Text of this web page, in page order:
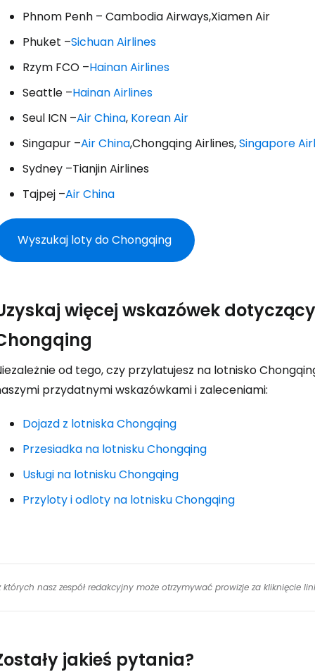
Phnom Penh – Cambodia Airways,Xiamen Air
Phuket –Sichuan Airlines
Rzym FCO –Hainan Airlines
Seattle –Hainan Airlines
Seul ICN –Air China, Korean Air
Singapur –Air China,Chongqing Airlines,Singapore
Sydney –Tianjin Airlines
Tajpej –Air China
Wyszukaj loty do Chongqing
więcej wskazówek
od tego, czy przylatujesz na lotnisko
przydatnymi wskazówkami i zaleceniami:
Dojazd z lotniska Chongqing
Przesiadka na lotnisku Chongqing
Usługi na lotnisku Chongqing
Przyloty i odloty na lotnisku Chongqing
nasz zespół redakcyjny może otrzymywać prowizje za kliknięcie
jakieś pytania?